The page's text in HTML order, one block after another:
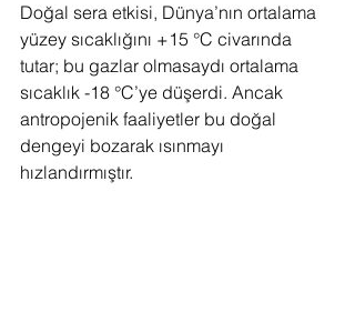
Doğal sera etkisi, Dünya’nın ortalama
yüzey sıcaklığını +15 °C civarında
tutar; bu gazlar olmasaydı ortalama
sıcaklık -18 °C’ye düşerdi. Ancak
antropojenik faaliyetler bu doğal
dengeyi bozarak ısınmayı
hızlandırmıştır.